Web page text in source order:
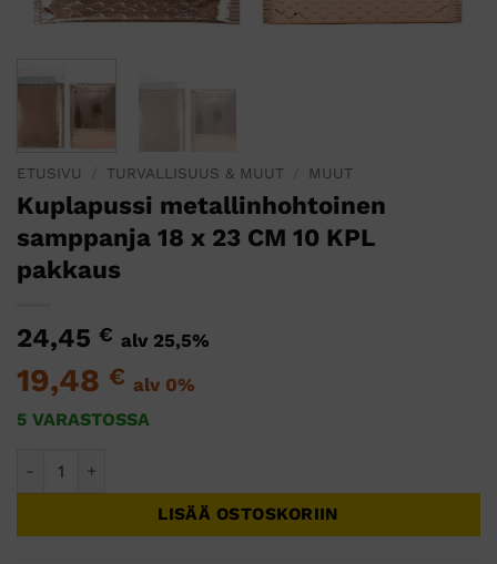
ETUSIVU TURVALLISUUS & MUUT MUUT
Kuplapussi metallinhohtoinen
samppanja 18 x 23 CM 10 KPL
pakkaus
24,45 € alv 25,5%
19,48 € alv 0%
5 VARASTOSSA
LISÄÄ OSTOSKORIIN